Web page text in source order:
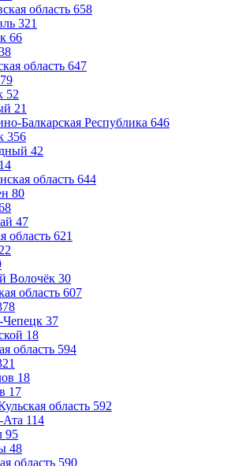
область 658
321
66
область 647
52
21
Балкарская Республика 646
356
42
14
область 644
80
47
область 621
Волочёк 30
область 607
37
18
область 594
18
17
область 592
114
95
48
область 590